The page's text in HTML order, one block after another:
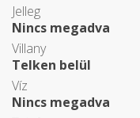
Jelleg
Nincs megadva
Villany
Telken belül
Víz
Nincs megadva